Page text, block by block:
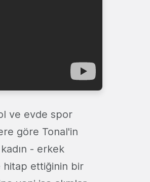
ve evde spor
göre Tonal'in
- erkek
hitap ettiğinin bir